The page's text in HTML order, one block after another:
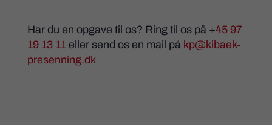
Har du en opgave til os? Ring til os på +45 97
19 13 11 eller send os en mail på kp@kibaek-
presenning.dk